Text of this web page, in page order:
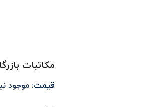
مکاتبات
قیمت: موجود